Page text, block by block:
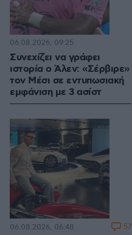
Συνεχίζει να γράφει
ιστορία ο Άλεν: «Σέρβιρε»
τον Μέσι σε εντυπωσιακή
εμφάνιση με 3 ασίστ
06.08.2026, 09:25
06.08.2026, 06:48 57